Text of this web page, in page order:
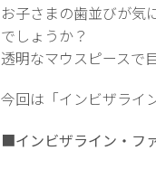
お子さまの歯並びが気
でしょうか？
透明なマウスピースで
今回は「インビザライ
■インビザライン・フ